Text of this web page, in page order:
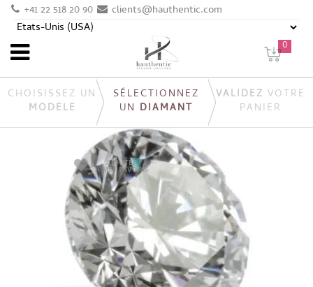
+41 22 518 20 90 clients@hauthentic.com
0
CHOISISSEZ UN
MODÈLE
SÉLECTIONNEZ
UN DIAMANT
VALIDEZ VOTRE
PANIER
AJOUTER
À MES FAVORIS